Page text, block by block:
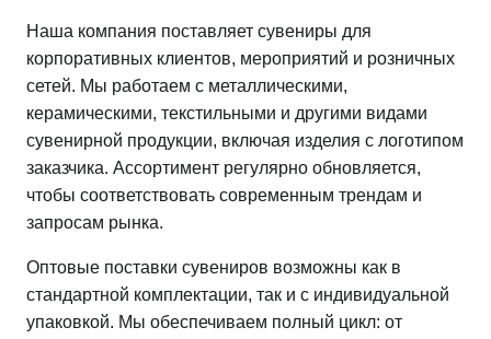
Наша компания поставляет сувениры для
корпоративных клиентов, мероприятий и розничных
сетей. Мы работаем с металлическими,
керамическими, текстильными и другими видами
сувенирной продукции, включая изделия с логотипом
заказчика. Ассортимент регулярно обновляется,
чтобы соответствовать современным трендам и
запросам рынка.
Оптовые поставки сувениров возможны как в
стандартной комплектации, так и с индивидуальной
упаковкой. Мы обеспечиваем полный цикл: от